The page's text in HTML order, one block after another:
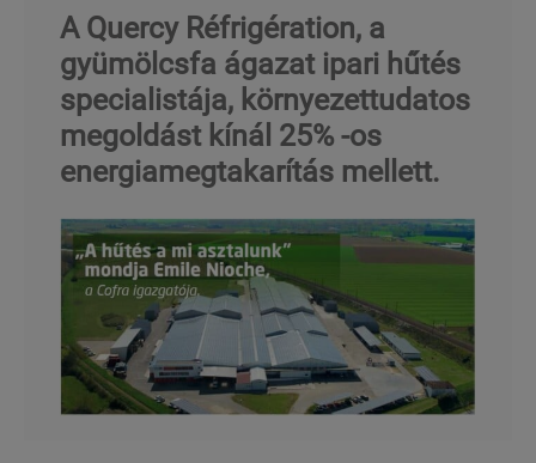
A Quercy Réfrigération, a
gyümölcsfa ágazat ipari hűtés
specialistája, környezettudatos
megoldást kínál 25% -os
energiamegtakarítás mellett.